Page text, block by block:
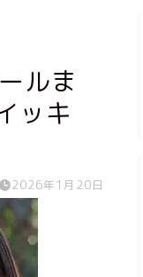
ルま
ッキ
2026年1月20日